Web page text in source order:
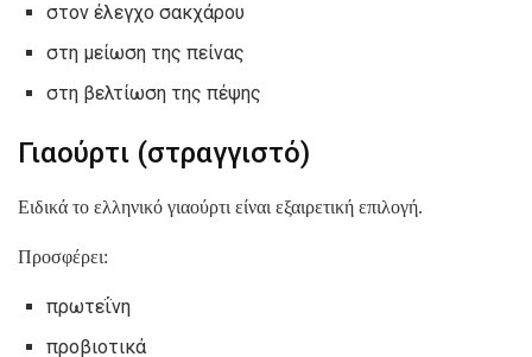
στον έλεγχο σακχάρου
στη μείωση της πείνας
στη βελτίωση της πέψης
Γιαούρτι (στραγγιστό)
Ειδικά το ελληνικό γιαούρτι είναι εξαιρετική επιλογή.
Προσφέρει:
πρωτεΐνη
προβιοτικά